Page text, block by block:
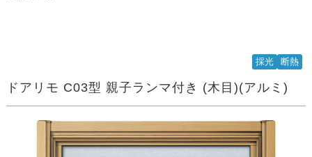
採光 断熱
ドアリモ C03型 親子ランマ付き (木目)(アルミ)